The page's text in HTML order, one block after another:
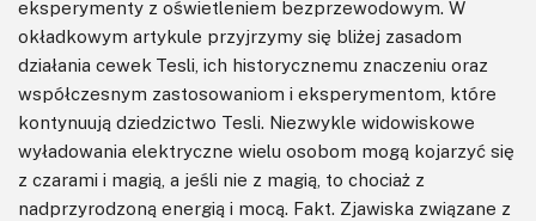
eksperymenty z oświetleniem bezprzewodowym. W
okładkowym artykule przyjrzymy się bliżej zasadom
działania cewek Tesli, ich historycznemu znaczeniu oraz
współczesnym zastosowaniom i eksperymentom, które
kontynuują dziedzictwo Tesli. Niezwykle widowiskowe
wyładowania elektryczne wielu osobom mogą kojarzyć się
z czarami i magią, a jeśli nie z magią, to chociaż z
nadprzyrodzoną energią i mocą. Fakt. Zjawiska związane z